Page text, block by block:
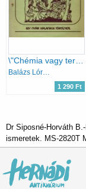
1 290 Ft
Dr Siposné-Horváth
ismeretek. MS-2820T